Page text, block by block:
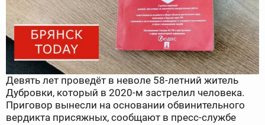
Девять лет проведёт в неволе 58-летний житель
Дубровки, который в 2020-м застрелил человека.
Приговор вынесли на основании обвинительного
вердикта присяжных, сообщают в пресс-службе